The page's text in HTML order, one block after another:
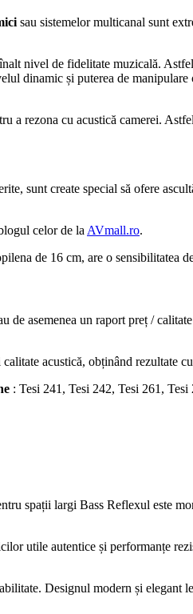
sau sistemelor multicanal sunt
nivel de fidelitate muzicală.
dinamic și puterea de
a rezona cu acustică camerei.
sunt create special să ofere
celor de laAVmall.ro.
de 16 cm, are o sensibilitatea
de asemenea un raport preț /
acustică, obținând rezultate
: Tesi 241, Tesi 242, Tesi 261, Tesi
spații largi Bass Reflexul este
utile autentice și performanțe
Designul modern și elegant